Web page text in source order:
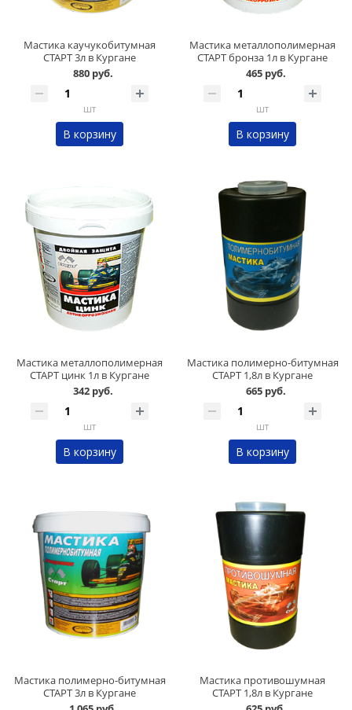
Мастика каучукобитумная
СТАРТ 3л в Кургане
880 руб.
шт
В корзину
Мастика металлополимерная
СТАРТ бронза 1л в Кургане
465 руб.
шт
В корзину
Мастика металлополимерная
СТАРТ цинк 1л в Кургане
342 руб.
шт
В корзину
Мастика полимерно-битумная
СТАРТ 1,8л в Кургане
665 руб.
шт
В корзину
Мастика полимерно-битумная
СТАРТ 3л в Кургане
Мастика противошумная
СТАРТ 1,8л в Кургане